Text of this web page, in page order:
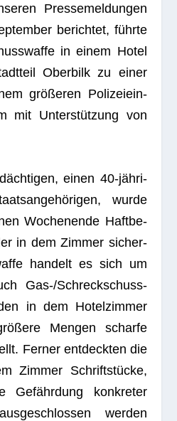
Pres­se­mel­dun­gen
berich­tet, führte
in einem Hotel
Ober­bilk zu einer
grö­ße­ren Poli­zei­ein­
mit Unter­stüt­zung von
einen 40-jäh­ri­
wurde
Wochen­ende Haft­be­
in dem Zim­mer sicher­
han­delt es sich um
Gas-/Schreck­schuss­
in dem Hotel­zim­mer
Men­gen scharfe
Fer­ner ent­deck­ten die
Zim­mer Schrift­stü­cke,
Gefähr­dung kon­kre­ter
wer­den